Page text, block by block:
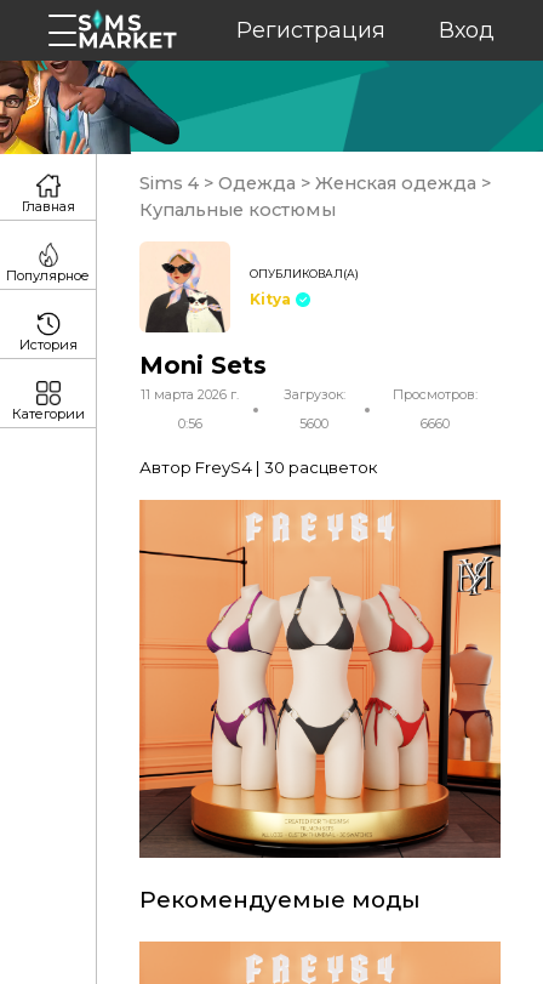
Регистрация Вход
Sims 4 > Одежда > Женская одежда >
Купальные костюмы
ОПУБЛИКОВАЛ(А)
Kitya
Moni Sets
11 марта 2026 г.
0:56
Загрузок:
5600
Просмотров:
6660
Автор FreyS4 | 30 расцветок
Рекомендуемые моды
Главная
Популярное
История
Категории